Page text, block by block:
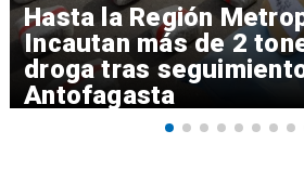
Hasta la Región
Incautan más de 2
droga tras
Antofagasta